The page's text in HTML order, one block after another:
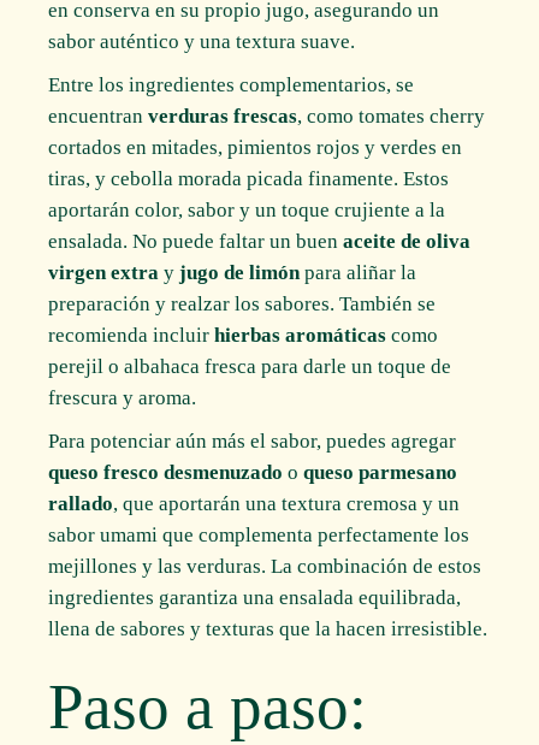
en conserva en su propio jugo, asegurando un
sabor auténtico y una textura suave.
Entre los ingredientes complementarios, se
encuentranverduras frescas, como tomates cherry
cortados en mitades, pimientos rojos y verdes en
tiras, y cebolla morada picada finamente. Estos
aportarán color, sabor y un toque crujiente a la
ensalada. No puede faltar un buenaceite de oliva
virgen extra yjugo de limón para aliñar la
preparación y realzar los sabores. También se
recomienda incluirhierbas aromáticas como
perejil o albahaca fresca para darle un toque de
frescura y aroma.
Para potenciar aún más el sabor, puedes agregar
queso fresco desmenuzado oqueso parmesano
rallado, que aportarán una textura cremosa y un
sabor umami que complementa perfectamente los
mejillones y las verduras. La combinación de estos
ingredientes garantiza una ensalada equilibrada,
llena de sabores y texturas que la hacen irresistible.
Paso a paso: